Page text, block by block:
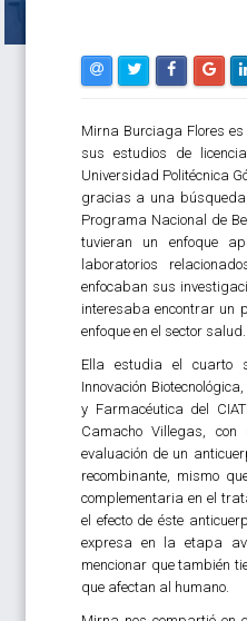
Mirna Burciaga Flores
sus estudios de
Universidad Politécnica
gracias a una
Programa Nacional de
tuvieran un enfoque
laboratorios
enfocaban sus
interesaba encontrar un
enfoque en el sector salud.
Ella estudia el cuarto
Innovación
y Farmacéutica del
Camacho Villegas,
evaluación de un
recombinante, mismo
complementaria en el
el efecto de éste
expresa en la etapa
mencionar que también
que afectan al humano.